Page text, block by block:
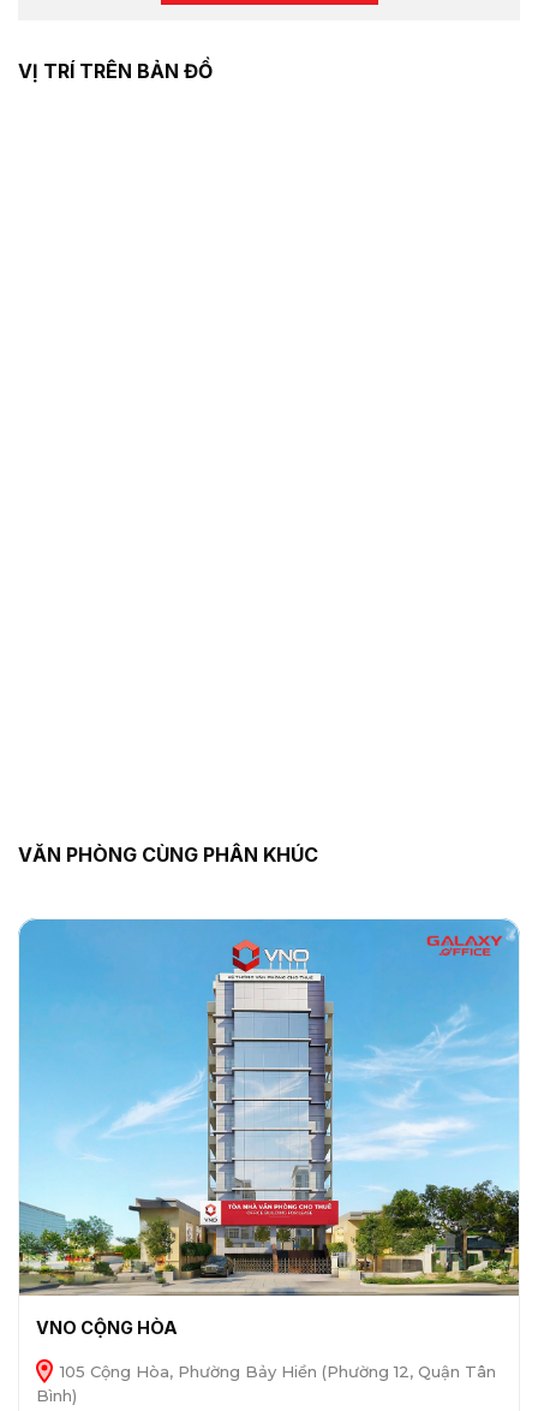
VỊ TRÍ TRÊN BẢN ĐỒ
VĂN PHÒNG CÙNG PHÂN KHÚC
VNO CỘNG HÒA
105 Cộng Hòa, Phường Bảy Hiền (Phường 12, Quận Tân
Bình)